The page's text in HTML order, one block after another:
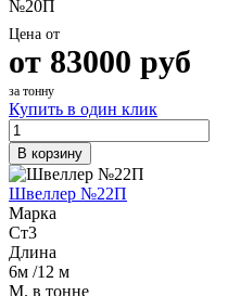
№20П
Цена от
от 83000 руб
за тонну
Купить в один клик
В корзину
Швеллер №22П
Марка
Ст3
Длина
6м /12 м
М. в тонне